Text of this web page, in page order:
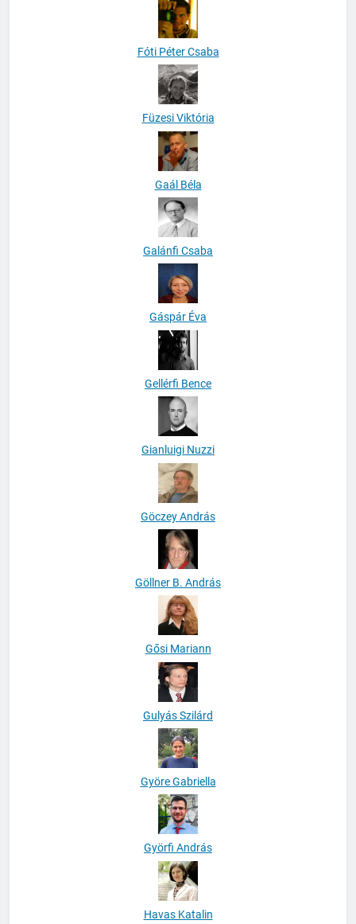
Fóti Péter Csaba
Füzesi Viktória
Gaál Béla
Galánfi Csaba
Gáspár Éva
Gellérfi Bence
Gianluigi Nuzzi
Göczey András
Göllner B. András
Gősi Mariann
Gulyás Szilárd
Györe Gabriella
Györfi András
Havas Katalin